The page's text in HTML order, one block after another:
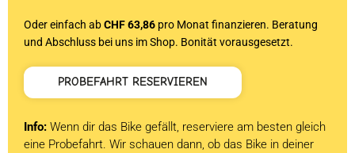
Oder einfach abCHF 63,86 pro Monat finanzieren. Beratung
und Abschluss bei uns im Shop. Bonität vorausgesetzt.
PROBEFAHRT RESERVIEREN
Info: Wenn dir das Bike gefällt, reserviere am besten gleich
eine Probefahrt. Wir schauen dann, ob das Bike in deiner